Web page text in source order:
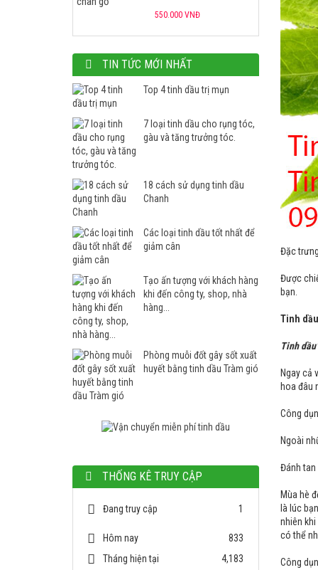
Đặc
Được
bạn.
Tinh dầu
Tinh dầu
Ngay cả
hoa đâu
Công
Ngoài
Đánh tan
Mùa hè
là lúc
nhiên
có thể
Công
1.700.000 VNĐ
1.700.000 VNĐ
TIN TỨC MỚI NHẤT
Top 4 tinh dầu trị mụn
7 loại tinh dầu cho rụng tóc,
gàu và tăng trưởng tóc.
18 cách sử dụng tinh dầu
Chanh
Các loại tinh dầu tốt nhất để
giảm cân
Tạo ấn tượng với khách hàng
khi đến công ty, shop, nhà
hàng...
Phòng muỗi đốt gây sốt xuất
huyết bằng tinh dầu Tràm gió
THỐNG KÊ TRUY CẬP
Đang truy cập 1
Hôm nay
833
Tháng hiện tại
4,183